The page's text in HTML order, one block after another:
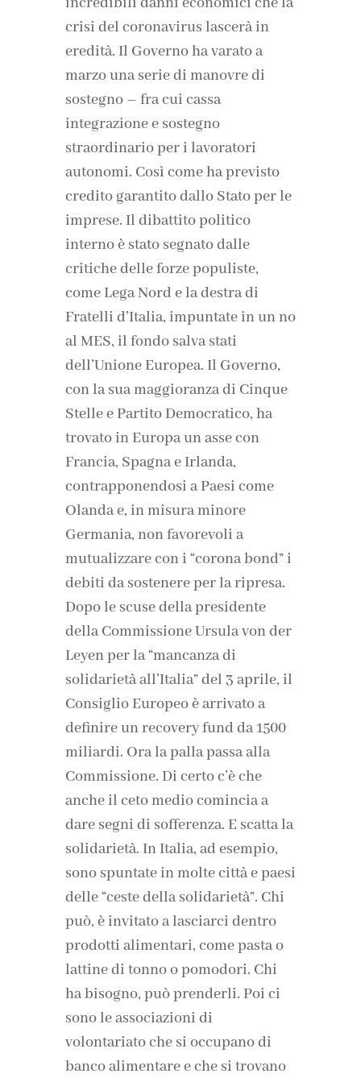
crisi del coronavirus lascerà in
eredità. Il Governo ha varato a
marzo una serie di manovre di
sostegno – fra cui cassa
integrazione e sostegno
straordinario per i lavoratori
autonomi. Così come ha previsto
credito garantito dallo Stato per le
imprese. Il dibattito politico
interno è stato segnato dalle
critiche delle forze populiste,
come Lega Nord e la destra di
Fratelli d’Italia, impuntate in un no
al MES, il fondo salva stati
dell’Unione Europea. Il Governo,
con la sua maggioranza di Cinque
Stelle e Partito Democratico, ha
trovato in Europa un asse con
Francia, Spagna e Irlanda,
contrapponendosi a Paesi come
Olanda e, in misura minore
Germania, non favorevoli a
mutualizzare con i “corona bond” i
debiti da sostenere per la ripresa.
Dopo le scuse della presidente
della Commissione Ursula von der
Leyen per la “mancanza di
solidarietà all’Italia” del 3 aprile, il
Consiglio Europeo è arrivato a
definire un recovery fund da 1500
miliardi. Ora la palla passa alla
Commissione. Di certo c’è che
anche il ceto medio comincia a
dare segni di sofferenza. E scatta la
solidarietà. In Italia, ad esempio,
sono spuntate in molte città e paesi
delle “ceste della solidarietà”. Chi
può, è invitato a lasciarci dentro
prodotti alimentari, come pasta o
lattine di tonno o pomodori. Chi
ha bisogno, può prenderli. Poi ci
sono le associazioni di
volontariato che si occupano di
banco alimentare e che si trovano